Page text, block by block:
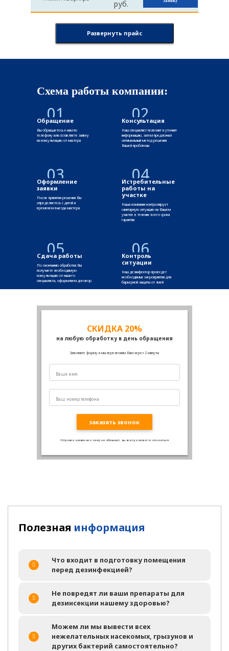
руб.
Развернуть прайс
Схема работы компании:
01
Обращение
Вы обращаетесь к нам по
телефону или оставляете заявку
на консультацию от мастера
02
Консультация
Наш специалист позвонит и уточнит
информацию, затем предложил
оптимальный метод решения
Вашей проблемы
03
Оформление
заявки
После принятия решения Вы
определяетесь с датой и
временем выезда мастера
04
Истребительные
работы на
участке
Наша компания контролирует
санитарную ситуацию на Вашем
участке в течение всего срока
гарантии
05
Сдача работы
По окончанию обработки Вы
получаете необходимую
консультацию от нашего
специалиста, оформляем договор
06
Контроль
ситуации
Наш дезинфектор проведет
необходимые мероприятия для
барьерной защиты от змей
СКИДКА 20%
на любую обработку в день обращения
Заполните форму и мы перезвоним Вам через 2 минуты
заказать звонок
Отправка заявки ни к чему не обязыват, вы всегда можете отказаться
Полезная информация
Что входит в подготовку помещения
перед дезинфекцией?
Не повредят ли ваши препараты для
дезинсекции нашему здоровью?
Можем ли мы вывести всех
нежелательных насекомых, грызунов и
других бактерий самостоятельно?